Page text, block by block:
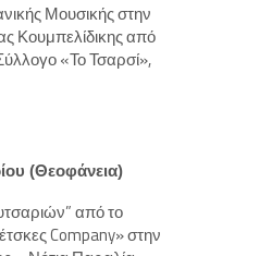
Μουσικής στην
Κουμπελίδικης από
«Το Τσαρσί»,
(Θεοφάνεια)
από το
Company» στην